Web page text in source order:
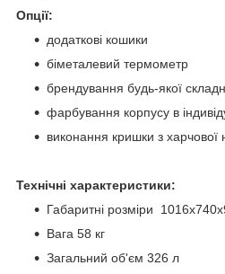
Опції:
додаткові кошики
біметалевий термометр
брендування будь-якої
фарбування корпусу в
виконання кришки з харчової
Технічні характеристики:
Габаритні розміри
Вага 58 кг
Загальний об'єм 326 л